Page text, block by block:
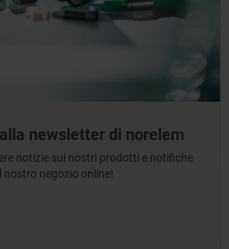
newsletter di norelem
notizie sui nostri prodotti e notifiche
nostro negozio online!